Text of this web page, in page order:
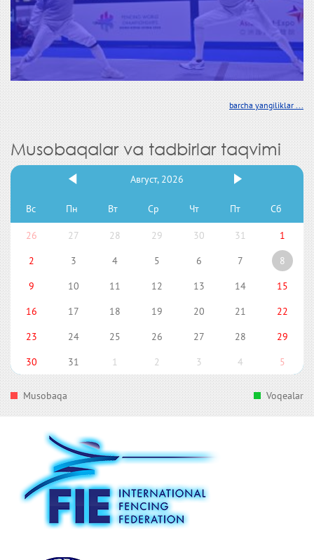
barcha yangiliklar ...
Musobaqalar va tadbirlar taqvimi
Август, 2026
Вс Пн Вт Ср Чт Пт Сб
26 27 28 29 30 31
1
2
3 4 5 6 7
8
9
10 11 12 13 14
15
16
17 18 19 20 21
22
23
24 25 26 27 28
29
30
31 1 2 3 4 5
Musobaqa Voqealar